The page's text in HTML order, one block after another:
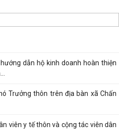
dẫn hộ kinh doanh hoàn thiện
Trưởng thôn trên địa bàn xã Chấn
viên y tế thôn và cộng tác viên dân